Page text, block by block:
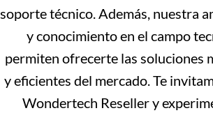
soporte técnico. Además, nuestra
y conocimiento en el campo
permiten ofrecerte las soluciones
y eficientes del mercado. Te
Wondertech Reseller y